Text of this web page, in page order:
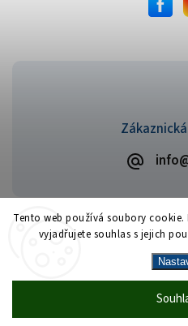
Tento web používá soubory
vyjadřujete souhlas s jejich
Vrácení zboží zdarma
Copyright 2026
VytvořilShoptet